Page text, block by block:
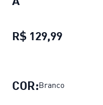
R$ 129,99
COR:Branco